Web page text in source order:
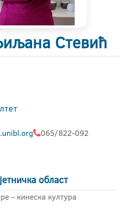
Стевић
065/822-092
област
– кинеска култура